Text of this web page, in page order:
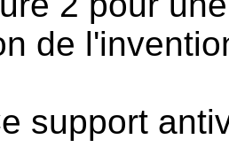
de
support